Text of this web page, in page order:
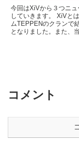
今回はXiVから３つニ
していきます。 XiVと
ムTEPPENのクランで
となりました。また、
コメント